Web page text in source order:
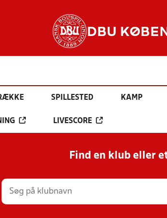
DBU
SPILLESTED KAMP
LIVESCORE
Find en klub eller